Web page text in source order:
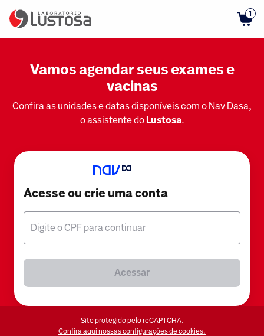
1
Vamos agendar seus exames e
vacinas
Confira as unidades e datas disponíveis com o Nav Dasa,
o assistente do Lustosa.
Acesse ou crie uma conta
Digite o CPF para continuar
Acessar
Site protegido pelo reCAPTCHA.
Confira aqui nossas configurações de cookies.